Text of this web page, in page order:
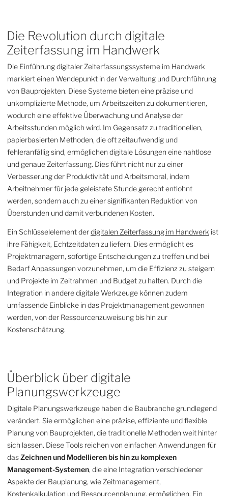
Die Revolution durch digitale
Zeiterfassung im Handwerk
Die Einführung digitaler Zeiterfassungssysteme im Handwerk
markiert einen Wendepunkt in der Verwaltung und Durchführung
von Bauprojekten. Diese Systeme bieten eine präzise und
unkomplizierte Methode, um Arbeitszeiten zu dokumentieren,
wodurch eine effektive Überwachung und Analyse der
Arbeitsstunden möglich wird. Im Gegensatz zu traditionellen,
papierbasierten Methoden, die oft zeitaufwendig und
fehleranfällig sind, ermöglichen digitale Lösungen eine nahtlose
und genaue Zeiterfassung. Dies führt nicht nur zu einer
Verbesserung der Produktivität und Arbeitsmoral, indem
Arbeitnehmer für jede geleistete Stunde gerecht entlohnt
werden, sondern auch zu einer signifikanten Reduktion von
Überstunden und damit verbundenen Kosten.
Ein Schlüsselelement derdigitalen Zeiterfassung im Handwerk ist
ihre Fähigkeit, Echtzeitdaten zu liefern. Dies ermöglicht es
Projektmanagern, sofortige Entscheidungen zu treffen und bei
Bedarf Anpassungen vorzunehmen, um die Effizienz zu steigern
und Projekte im Zeitrahmen und Budget zu halten. Durch die
Integration in andere digitale Werkzeuge können zudem
umfassende Einblicke in das Projektmanagement gewonnen
werden, von der Ressourcenzuweisung bis hin zur
Kostenschätzung.
Überblick über digitale
Planungswerkzeuge
Digitale Planungswerkzeuge haben die Baubranche grundlegend
verändert. Sie ermöglichen eine präzise, effiziente und flexible
Planung von Bauprojekten, die traditionelle Methoden weit hinter
sich lassen. Diese Tools reichen von einfachen Anwendungen für
dasZeichnen und Modellieren bis hin zu komplexen
Management-Systemen, die eine Integration verschiedener
Aspekte der Bauplanung, wie Zeitmanagement,
Kostenkalkulation und Ressourcenplanung, ermöglichen. Ein